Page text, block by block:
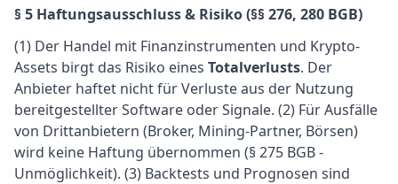
§ 5 Haftungsausschluss & Risiko (§§ 276, 280 BGB)
(1) Der Handel mit Finanzinstrumenten und Krypto-
Assets birgt das Risiko eines Totalverlusts. Der
Anbieter haftet nicht für Verluste aus der Nutzung
bereitgestellter Software oder Signale. (2) Für Ausfälle
von Drittanbietern (Broker, Mining-Partner, Börsen)
wird keine Haftung übernommen (§ 275 BGB -
Unmöglichkeit). (3) Backtests und Prognosen sind